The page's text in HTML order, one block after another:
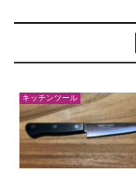
キッチンツール